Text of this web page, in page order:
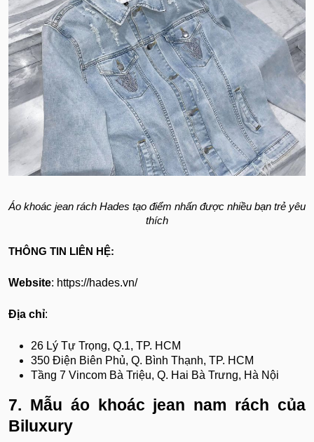
Áo khoác jean rách Hades tạo điểm nhấn được nhiều bạn trẻ yêu
thích
THÔNG TIN LIÊN HỆ:
Website: https://hades.vn/
Địa chỉ:
26 Lý Tự Trọng, Q.1, TP. HCM
350 Điện Biên Phủ, Q. Bình Thạnh, TP. HCM
Tầng 7 Vincom Bà Triệu, Q. Hai Bà Trưng, Hà Nội
7. Mẫu áo khoác jean nam rách của
Biluxury